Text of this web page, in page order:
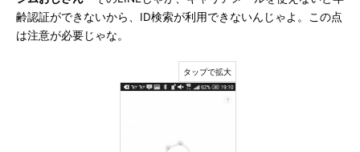
齢認証ができないから、ID検索が利用できないんじゃよ。この点
は注意が必要じゃな。